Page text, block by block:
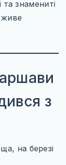
та знамениті
живе
з
на березі